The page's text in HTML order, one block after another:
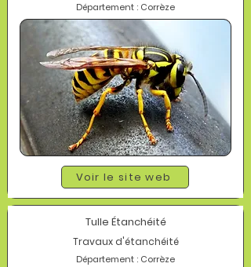
Département : Corrèze
Voir le site web
Tulle Étanchéité
Travaux d'étanchéité
Département : Corrèze